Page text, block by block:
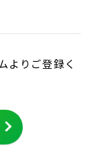
よりご登録く